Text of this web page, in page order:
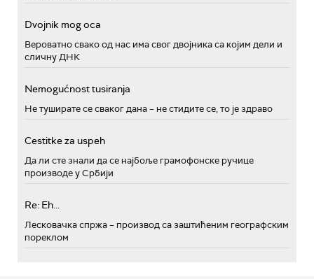
Dvojnik mog oca
Вероватно свако од нас има свог двојника са којим дели и
сличну ДНК
Nemogućnost tusiranja
Не туширате се сваког дана – не стидите се, то је здраво
Cestitke za uspeh
Да ли сте знали да се најбоље грамофонске ручице
производе у Србији
Re: Eh...
Лесковачка спржа – производ са заштићеним географским
пореклом